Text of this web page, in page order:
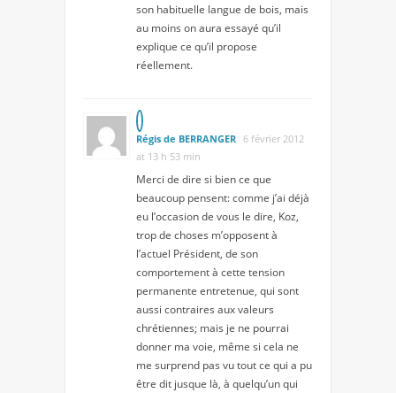
son habituelle langue de bois, mais
au moins on aura essayé qu’il
explique ce qu’il propose
réellement.
Régis de BERRANGER 6 février 2012
at 13 h 53 min
Merci de dire si bien ce que
beaucoup pensent: comme j’ai déjà
eu l’occasion de vous le dire, Koz,
trop de choses m’opposent à
l’actuel Président, de son
comportement à cette tension
permanente entretenue, qui sont
aussi contraires aux valeurs
chrétiennes; mais je ne pourrai
donner ma voie, même si cela ne
me surprend pas vu tout ce qui a pu
être dit jusque là, à quelqu’un qui